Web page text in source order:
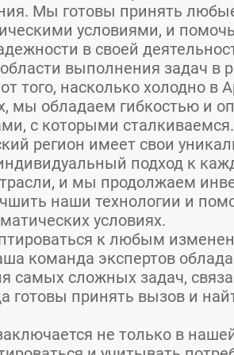
Мы готовы принять
условиями, и
в своей
выполнения задач в
того, насколько холодно в
мы обладаем гибкостью и
с которыми сталкиваемся.
регион имеет свои
подход к
и мы продолжаем
наши технологии и
условиях.
к любым
команда экспертов
самых сложных задач,
готовы принять вызов и
не только в